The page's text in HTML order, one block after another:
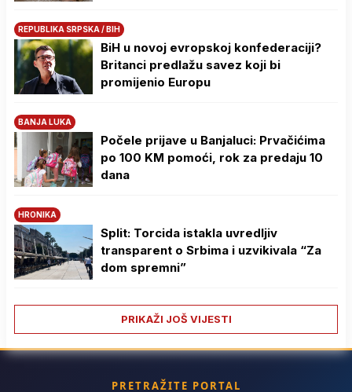
REPUBLIKA SRPSKA / BIH
BiH u novoj evropskoj konfederaciji?
Britanci predlažu savez koji bi
promijenio Europu
BANJA LUKA
Počele prijave u Banjaluci: Prvačićima
po 100 KM pomoći, rok za predaju 10
dana
HRONIKA
Split: Torcida istakla uvredljiv
transparent o Srbima i uzvikivala “Za
dom spremni”
PRIKAŽI JOŠ VIJESTI
PRETRAŽITE PORTAL